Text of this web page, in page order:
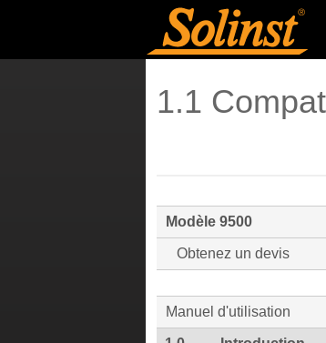
1.1
Modèle 9500
Obtenez un devis
Manuel d'utilisation